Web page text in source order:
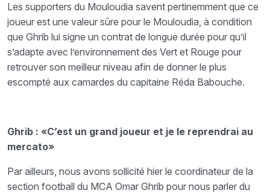
Les supporters du Mouloudia savent pertinemment que ce
joueur est une valeur sûre pour le Mouloudia, à condition
que Ghrib lui signe un contrat de longue durée pour qu’il
s’adapte avec l’environnement des Vert et Rouge pour
retrouver son meilleur niveau afin de donner le plus
escompté aux camardes du capitaine Réda Babouche.
Ghrib : «C’est un grand joueur et je le reprendrai au
mercato»
Par ailleurs, nous avons sollicité hier le coordinateur de la
section football du MCA Omar Ghrib pour nous parler du